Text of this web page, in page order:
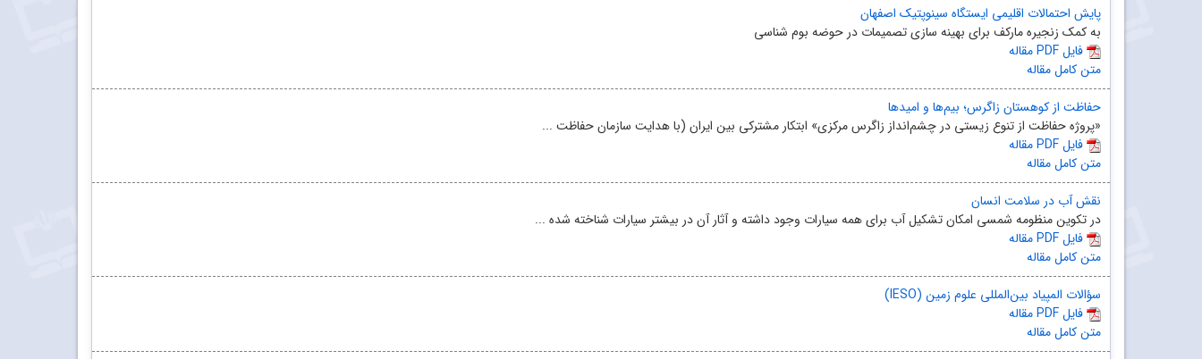
پایش احتمالات اقلیمی ایستگاه سینوپتیک اصفهان
به کمک زنجیره مارکف برای بهینه ‌سازی تصمیمات در حوضه بوم‌ شناسی
مقاله PDF فایل
متن کامل مقاله
حفاظت از کوهستان زاگرس؛ بیم‌ها و امیدها
«پروژه حفاظت از تنوع زیستی در چشم‌انداز زاگرس مرکزی» ابتکار مشترکی بین ایران (با هدایت سازمان حفاظت ...
مقاله PDF فایل
متن کامل مقاله
نقش آب در سلامت انسان
در تکوین منظومه شمسی امکان تشکیل آب برای همه سیارات وجود داشته و آثار آن در بیشتر سیارات شناخته شده ...
مقاله PDF فایل
متن کامل مقاله
سؤالات المپیاد بین‌المللی علوم زمین (IESO)
مقاله PDF فایل
متن کامل مقاله